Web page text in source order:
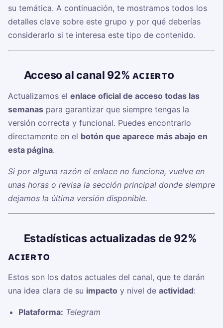
su temática. A continuación, te mostramos todos los
detalles clave sobre este grupo y por qué deberías
considerarlo si te interesa este tipo de contenido.
Acceso al canal 92% ᴀᴄɪᴇʀᴛᴏ
Actualizamos el enlace oficial de acceso todas las
semanas para garantizar que siempre tengas la
versión correcta y funcional. Puedes encontrarlo
directamente en el botón que aparece más abajo en
esta página.
Si por alguna razón el enlace no funciona, vuelve en
unas horas o revisa la sección principal donde siempre
dejamos la última versión disponible.
Estadísticas actualizadas de 92%
ᴀᴄɪᴇʀᴛᴏ
Estos son los datos actuales del canal, que te darán
una idea clara de su impacto y nivel de actividad:
Plataforma: Telegram